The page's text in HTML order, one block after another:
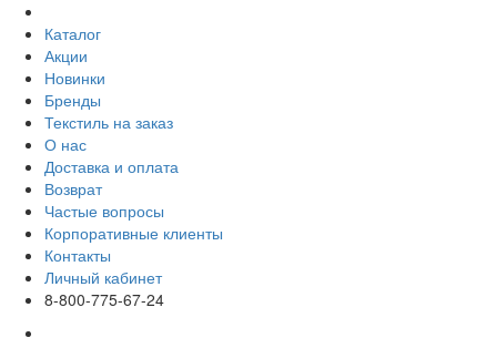
Каталог
Акции
Новинки
Бренды
Текстиль на заказ
О нас
Доставка и оплата
Возврат
Частые вопросы
Корпоративные клиенты
Контакты
Личный кабинет
8-800-775-67-24